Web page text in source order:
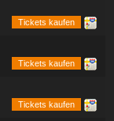
Tickets kaufen
Tickets kaufen
Tickets kaufen